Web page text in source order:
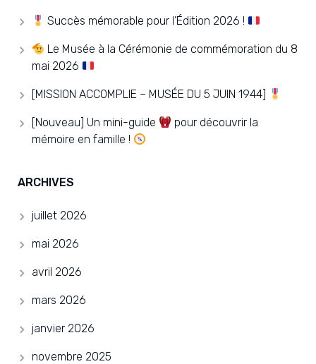
Succès mémorable pour l’Édition 2026 !
Le Musée à la Cérémonie de commémoration du 8
mai 2026
[MISSION ACCOMPLIE – MUSÉE DU 5 JUIN 1944]
[Nouveau] Un mini-guide
pour découvrir la
mémoire en famille !
ARCHIVES
juillet 2026
mai 2026
avril 2026
mars 2026
janvier 2026
novembre 2025